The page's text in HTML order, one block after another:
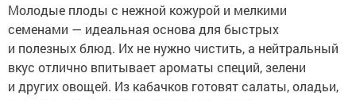
Молодые плоды с нежной кожурой и мелкими
семенами — идеальная основа для быстрых
и полезных блюд. Их не нужно чистить, а нейтральный
вкус отлично впитывает ароматы специй, зелени
и других овощей. Из кабачков готовят салаты, оладьи,